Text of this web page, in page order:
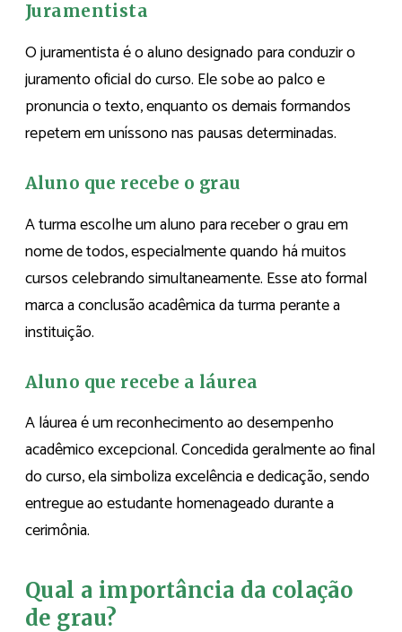
Juramentista
O juramentista é o aluno designado para conduzir o
juramento oficial do curso. Ele sobe ao palco e
pronuncia o texto, enquanto os demais formandos
repetem em uníssono nas pausas determinadas.
Aluno que recebe o grau
A turma escolhe um aluno para receber o grau em
nome de todos, especialmente quando há muitos
cursos celebrando simultaneamente. Esse ato formal
marca a conclusão acadêmica da turma perante a
instituição.
Aluno que recebe a láurea
A láurea é um reconhecimento ao desempenho
acadêmico excepcional. Concedida geralmente ao final
do curso, ela simboliza excelência e dedicação, sendo
entregue ao estudante homenageado durante a
cerimônia.
Qual a importância da colação
de grau?